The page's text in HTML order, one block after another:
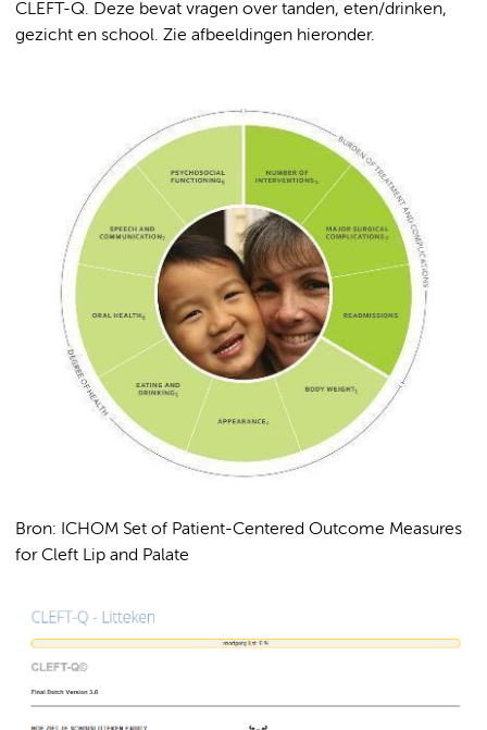
CLEFT-Q. Deze bevat vragen over tanden, eten/drinken,
gezicht en school. Zie afbeeldingen hieronder.
Bron: ICHOM Set of Patient-Centered Outcome Measures
for Cleft Lip and Palate